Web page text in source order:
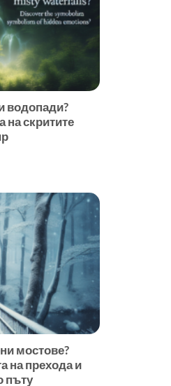
водопади?
на скритите
мостове?
на прехода и
пъту